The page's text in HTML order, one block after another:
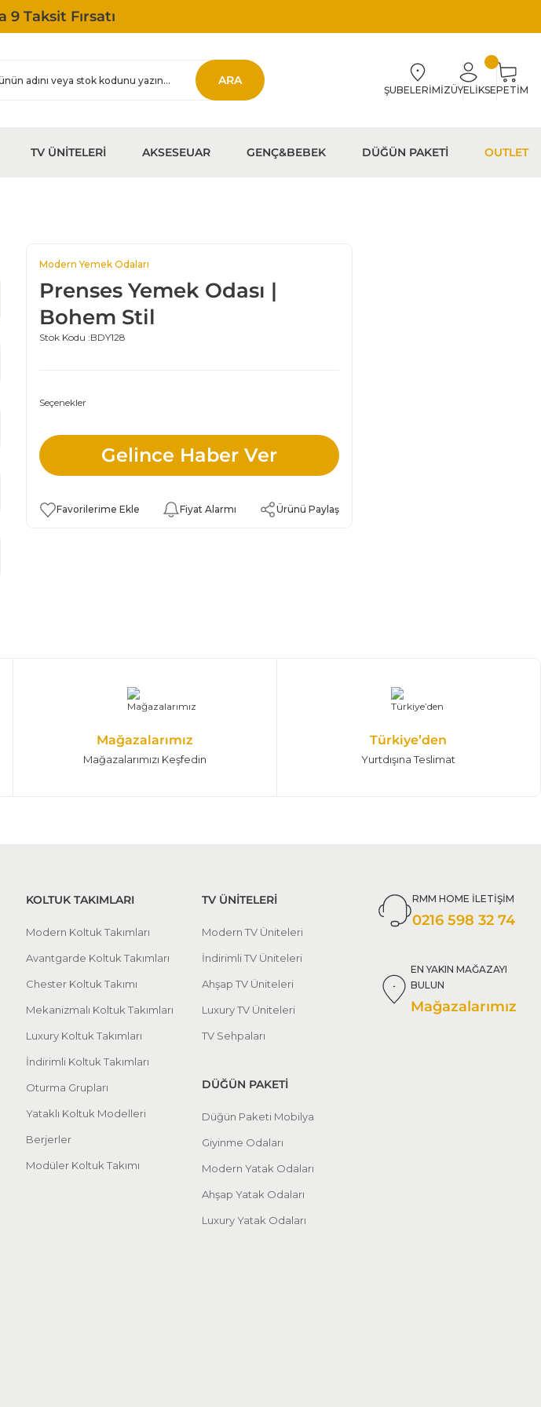
Taksit Fırsatı
ARA
ŞUBELERİMİZÜYELİKSEPETİM
TV ÜNİTELERİ AKSESEUAR GENÇ&BEBEK DÜĞÜN PAKETİ OUTLET
Modern Yemek Odaları
Prenses Yemek Odası |
Bohem Stil
Stok Kodu :BDY128
Seçenekler
Gelince Haber Ver
Fiyat Alarmı Ürünü Paylaş
Mağazalarımız
Mağazalarımızı Keşfedin
Türkiye’den
Yurtdışına Teslimat
KOLTUK TAKIMLARI
Modern Koltuk Takımları
Avantgarde Koltuk Takımları
Chester Koltuk Takımı
Mekanizmalı Koltuk Takımları
Luxury Koltuk Takımları
İndirimli Koltuk Takımları
Oturma Grupları
Yataklı Koltuk Modelleri
Berjerler
Modüler Koltuk Takımı
TV ÜNİTELERİ
Modern TV Üniteleri
İndirimli TV Üniteleri
Ahşap TV Üniteleri
Luxury TV Üniteleri
TV Sehpaları
DÜĞÜN PAKETİ
Düğün Paketi Mobilya
Giyinme Odaları
Modern Yatak Odaları
Ahşap Yatak Odaları
Luxury Yatak Odaları
RMM HOME İLETİŞİM
0216 598 32 74
EN YAKIN MAĞAZAYI
BULUN
Mağazalarımız